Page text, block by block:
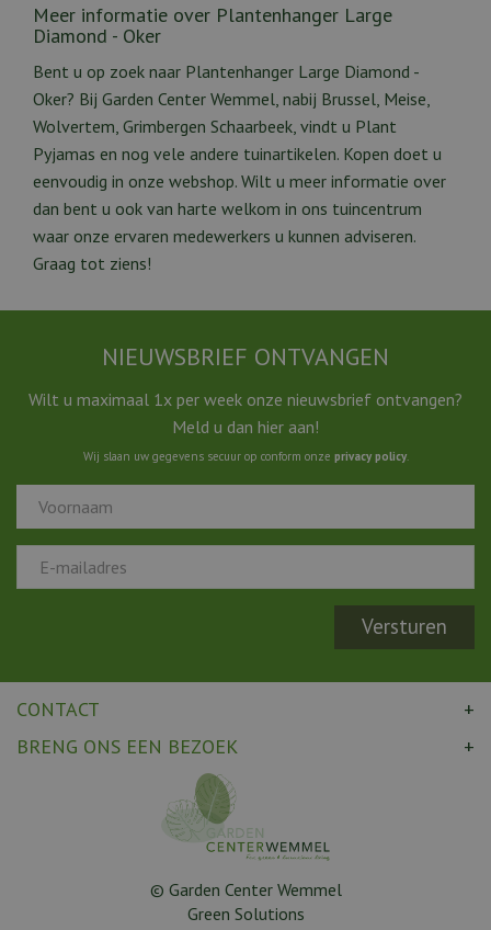
Meer informatie over Plantenhanger Large
Diamond - Oker
Bent u op zoek naar Plantenhanger Large Diamond -
Oker? Bij Garden Center Wemmel, nabij Brussel, Meise,
Wolvertem, Grimbergen Schaarbeek, vindt u Plant
Pyjamas en nog vele andere tuinartikelen. Kopen doet u
eenvoudig in onze webshop. Wilt u meer informatie over
dan bent u ook van harte welkom in ons tuincentrum
waar onze ervaren medewerkers u kunnen adviseren.
Graag tot ziens!
NIEUWSBRIEF ONTVANGEN
Wilt u maximaal 1x per week onze nieuwsbrief ontvangen?
Meld u dan hier aan!
Wij slaan uw gegevens secuur op conform onze privacy policy.
CONTACT
BRENG ONS EEN BEZOEK
© Garden Center Wemmel
Green Solutions